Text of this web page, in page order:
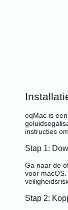
eqMac is
instructies
Stap 1:
Ga naar de
voor
Stap 2: